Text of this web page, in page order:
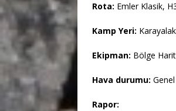
Rota: Emler Klasik,
Kamp Yeri:
Ekipman: Bölge
Hava durumu:
Rapor: